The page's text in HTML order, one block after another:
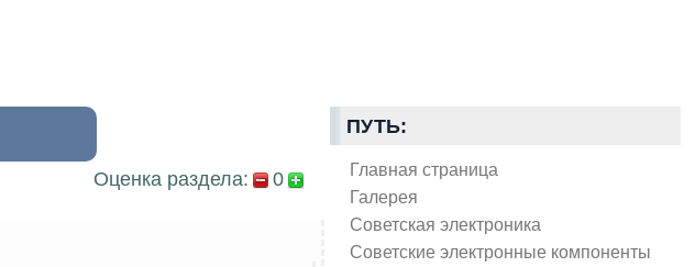
ПУТЬ:
Главная страница
Галерея
Советская электроника
Советские электронные компоненты
Оценка раздела: 0